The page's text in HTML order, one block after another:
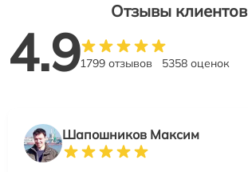
Отзывы клиентов
4.91799 отзывов 5358 оценок
Шапошников Максим